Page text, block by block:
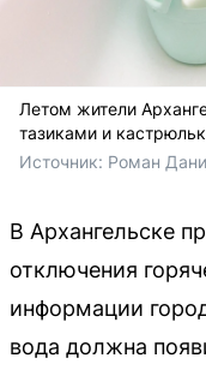
Летом жители
тазиками и
Источник: Роман
В Архангельске
отключения
информации
вода должна